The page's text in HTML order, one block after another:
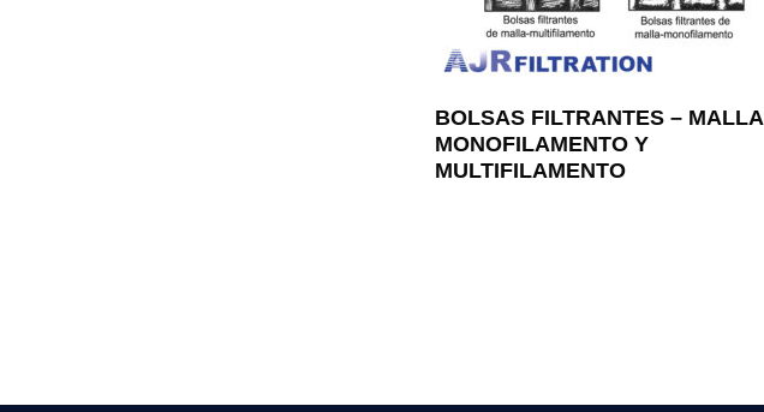
BOLSAS FILTRANTES – MALLA
MONOFILAMENTO Y
MULTIFILAMENTO